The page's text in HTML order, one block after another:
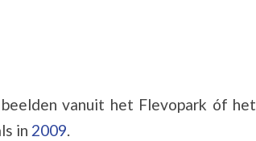
vanuit het Flevopark óf het
in 2009.